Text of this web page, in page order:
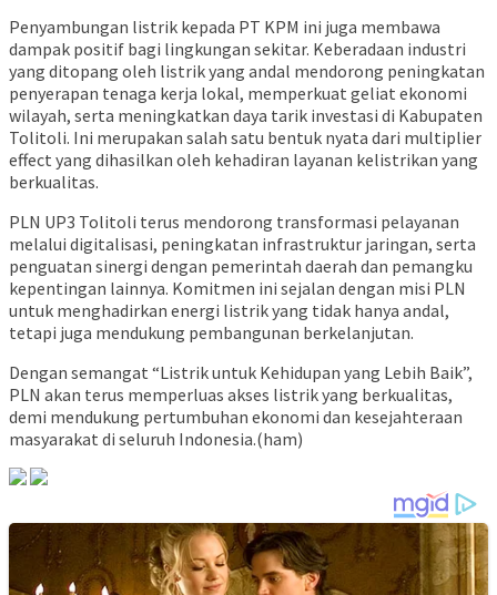
Penyambungan listrik kepada PT KPM ini juga membawa
dampak positif bagi lingkungan sekitar. Keberadaan industri
yang ditopang oleh listrik yang andal mendorong peningkatan
penyerapan tenaga kerja lokal, memperkuat geliat ekonomi
wilayah, serta meningkatkan daya tarik investasi di Kabupaten
Tolitoli. Ini merupakan salah satu bentuk nyata dari multiplier
effect yang dihasilkan oleh kehadiran layanan kelistrikan yang
berkualitas.
PLN UP3 Tolitoli terus mendorong transformasi pelayanan
melalui digitalisasi, peningkatan infrastruktur jaringan, serta
penguatan sinergi dengan pemerintah daerah dan pemangku
kepentingan lainnya. Komitmen ini sejalan dengan misi PLN
untuk menghadirkan energi listrik yang tidak hanya andal,
tetapi juga mendukung pembangunan berkelanjutan.
Dengan semangat “Listrik untuk Kehidupan yang Lebih Baik”,
PLN akan terus memperluas akses listrik yang berkualitas,
demi mendukung pertumbuhan ekonomi dan kesejahteraan
masyarakat di seluruh Indonesia.(ham)